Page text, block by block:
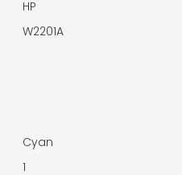
HP
W2201A
Cyan
1